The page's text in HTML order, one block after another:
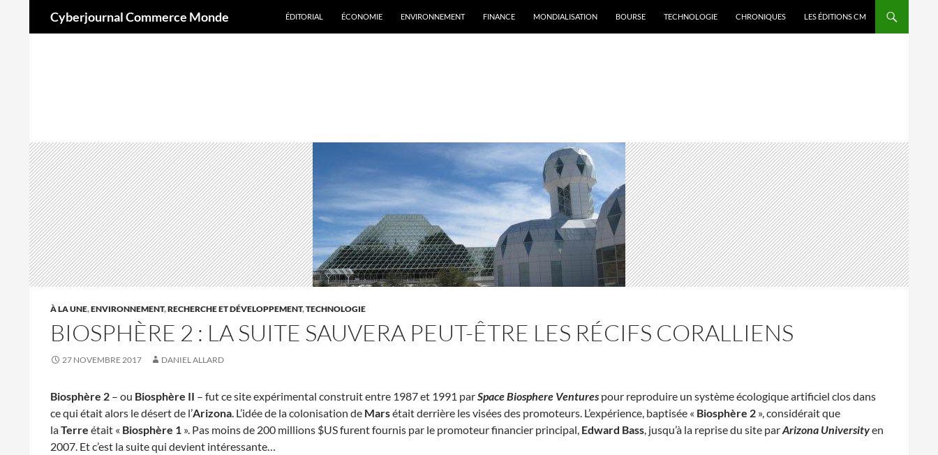
Cyberjournal Commerce Monde ÉDITORIAL ÉCONOMIE ENVIRONNEMENT FINANCE MONDIALISATION BOURSE TECHNOLOGIE CHRONIQUES LES ÉDITIONS CM
À LA UNE,ENVIRONNEMENT,RECHERCHE ET DÉVELOPPEMENT,TECHNOLOGIE
BIOSPHÈRE 2 : LA SUITE SAUVERA PEUT-ÊTRE LES RÉCIFS CORALLIENS
27 NOVEMBRE 2017 DANIEL ALLARD
Biosphère 2 – ou Biosphère II – fut ce site expérimental construit entre 1987 et 1991 parSpace Biosphere Ventures pour reproduire un système écologique artificiel clos dans
ce qui était alors le désert de l’Arizona. L’idée de la colonisation de Marsétait derrière les visées des promoteurs. L’expérience, baptisée « Biosphère 2 », considérait que
laTerre était « Biosphère 1 ». Pas moins de 200 millions $US furent fournis par le promoteur financier principal, Edward Bass, jusqu’à la reprise du site parArizona Universityen
2007. Et c’est la suite qui devient intéressante…